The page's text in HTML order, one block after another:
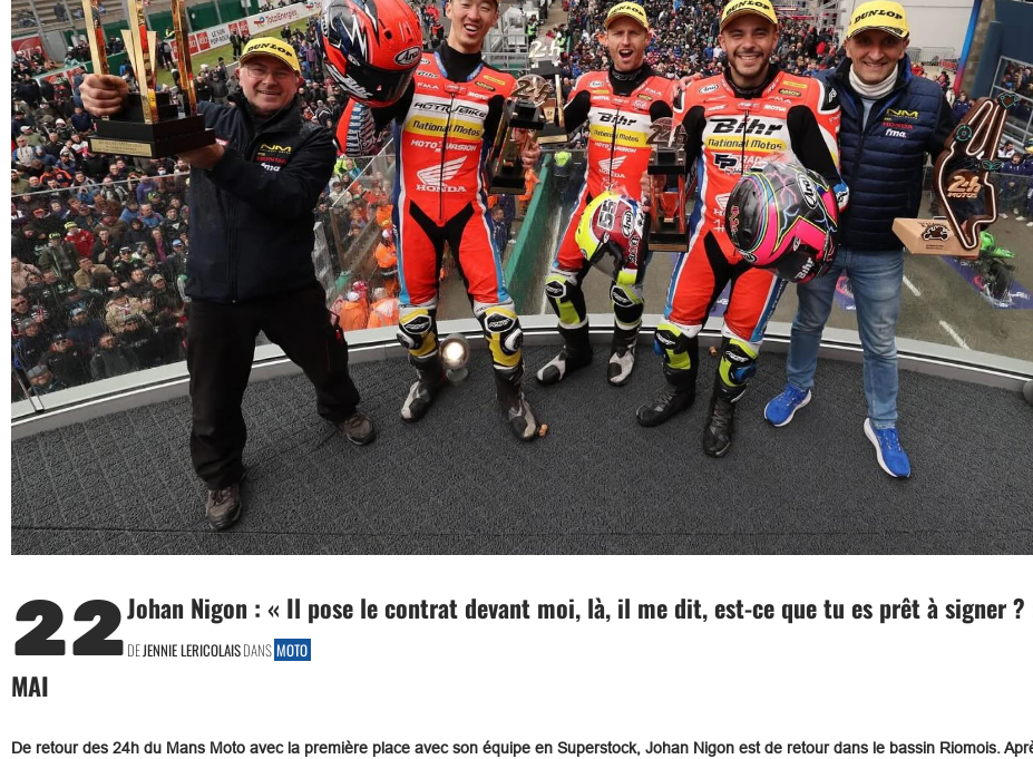
22
MAI
Johan Nigon : « Il pose le contrat devant moi, là, il me dit, est-ce que tu es prêt à signer ?
DEJENNIE LERICOLAISDANS MOTO
De retour des 24h du Mans Moto avec la première place avec son équipe en Superstock, Johan Nigon est de retour dans le bassin Riomois.